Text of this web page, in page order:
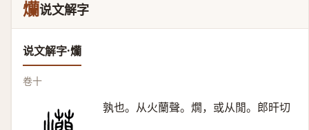
爤说文解字
说文解字·爤
卷十
孰也。从火蘭聲。燗，或从閒。郎旰切